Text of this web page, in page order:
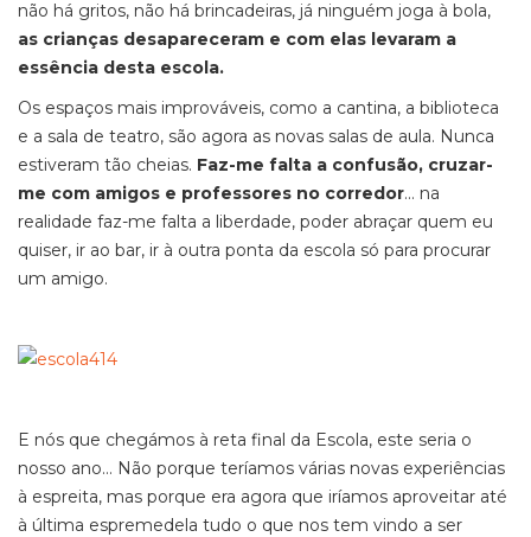
não há gritos, não há brincadeiras, já ninguém joga à bola,
as crianças desapareceram e com elas levaram a
essência desta escola.
Os espaços mais improváveis, como a cantina, a biblioteca
e a sala de teatro, são agora as novas salas de aula. Nunca
estiveram tão cheias. Faz-me falta a confusão, cruzar-
me com amigos e professores no corredor… na
realidade faz-me falta a liberdade, poder abraçar quem eu
quiser, ir ao bar, ir à outra ponta da escola só para procurar
um amigo.
E nós que chegámos à reta final da Escola, este seria o
nosso ano… Não porque teríamos várias novas experiências
à espreita, mas porque era agora que iríamos aproveitar até
à última espremedela tudo o que nos tem vindo a ser